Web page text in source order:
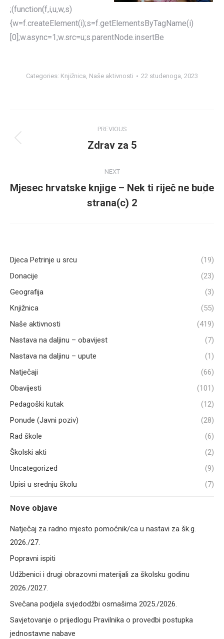
;(function(f,i,u,w,s)
{w=f.createElement(i);s=f.getElementsByTagName(i)
[0];w.async=1;w.src=u;s.parentNode.insertBe
Categories: Knjižnica, Naše aktivnosti 22 studenoga, 2023
navigation
PREVIOUS
Previous
Zdrav za 5
NEXT
Next
post:
Mjesec hrvatske knjige – Nek ti riječ ne bude
strana(c) 2
Djeca Petrinje u srcu
(19)
Donacije
(23)
Geografija
(3)
Knjižnica
(55)
Naše aktivnosti
(419)
Nastava na daljinu – obavijest
(7)
Nastava na daljinu – upute
(1)
Natječaji
(66)
Obavijesti
(101)
Pedagoški kutak
(12)
Ponude (Javni poziv)
(28)
Rad škole
(6)
Školski akti
(2)
Uncategorized
(9)
Upisi u srednju školu
(7)
Nove objave
Natječaj za radno mjesto pomoćnik/ca u nastavi za šk.g.
2026./27.
Popravni ispiti
Udžbenici i drugi obrazovni materijali za školsku godinu
2026./2027.
Svečana podjela svjedodžbi osmašima 2025./2026.
Savjetovanje o prijedlogu Pravilnika o provedbi postupka
jednostavne nabave